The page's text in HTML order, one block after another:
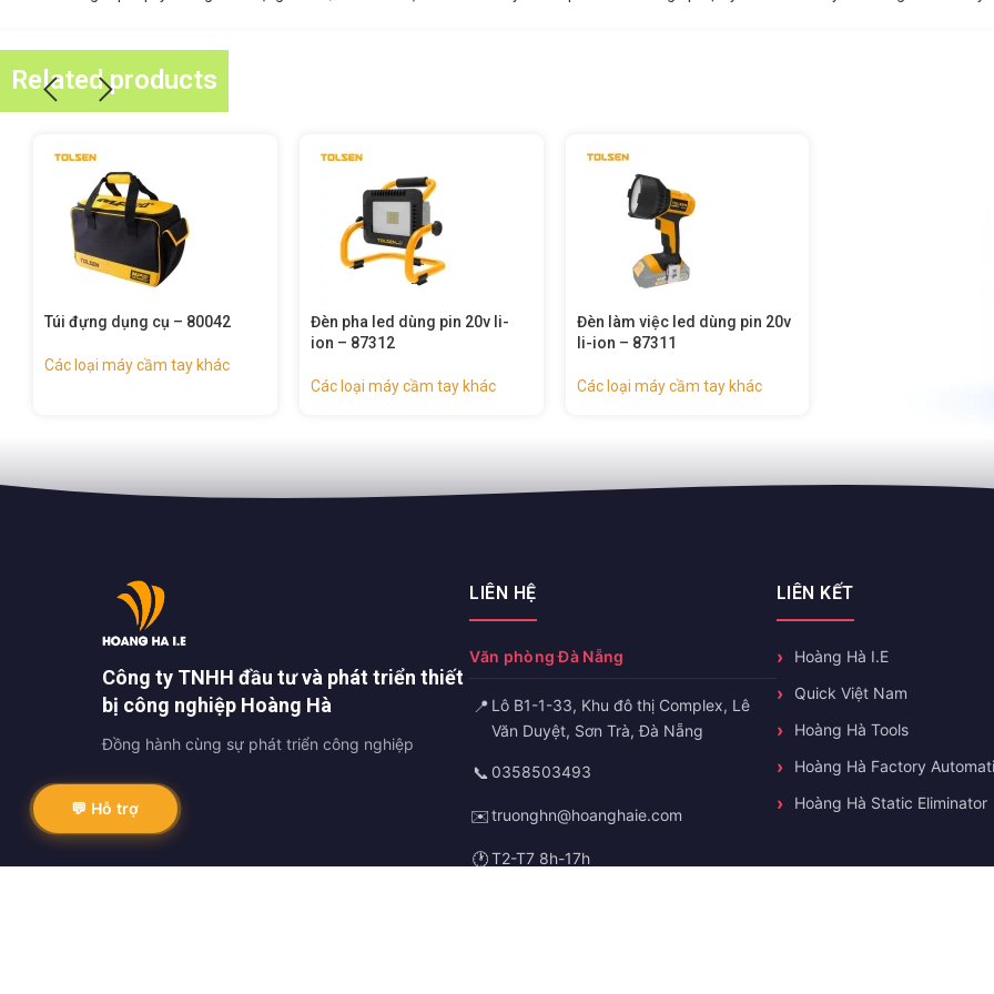
Related products
Đèn pha led dùng pin 20v li-
Đèn làm việc led dùng pin 20v
li-ion – 87311
Các loại máy cầm tay khác
Quạt dùng pin 20v li-ion –
87326
Các loại máy cầm tay khác
💬 Hỗ trợ
Công ty TNHH đầu tư và phát triển thiết
bị công nghiệp Hoàng Hà
Đồng hành cùng sự phát triển công nghiệp
LIÊN HỆ
Văn phòng Đà Nẵng
📍 Lô B1-1-33, Khu đô thị Complex, Lê
Văn Duyệt, Sơn Trà, Đà Nẵng
📞 0358503493
✉️ truonghn@hoanghaie.com
🕐 T2-T7 8h-17h
LIÊN KẾT
Hoàng Hà I.E
Quick Việt Nam
Hoàng Hà Tools
Hoàng Hà Factory
Hoàng Hà Static Eliminator